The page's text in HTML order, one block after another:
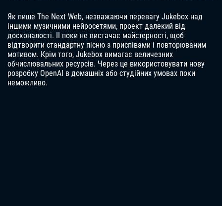
Як пише The Next Web, незважаючи перевагу Jukebox над
іншими музичними нейросетями, проект далекий від
досконалості. ІІ поки не вистачає майстерності, щоб
відтворити стандартну пісню з приспівами і повторюваним
мотивом. Крім того, Jukebox вимагає величезних
обчислювальних ресурсів. Через це використовувати нову
розробку OpenAI в домашніх або студійних умовах поки
неможливо.